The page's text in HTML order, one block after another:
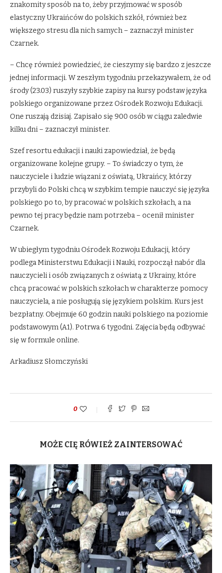
znakomity sposób na to, żeby przyjmować w sposób
elastyczny Ukraińców do polskich szkół, również bez
większego stresu dla nich samych – zaznaczył minister
Czarnek.
– Chcę również powiedzieć, że cieszymy się bardzo z jeszcze
jednej informacji. W zeszłym tygodniu przekazywałem, że od
środy (23.03) ruszyły szybkie zapisy na kursy podstaw języka
polskiego organizowane przez Ośrodek Rozwoju Edukacji.
One ruszają dzisiaj. Zapisało się 900 osób w ciągu zaledwie
kilku dni – zaznaczył minister.
Szef resortu edukacji i nauki zapowiedział, że będą
organizowane kolejne grupy. – To świadczy o tym, że
nauczyciele i ludzie wiązani z oświatą, Ukraińcy, którzy
przybyli do Polski chcą w szybkim tempie nauczyć się języka
polskiego po to, by pracować w polskich szkołach, a na
pewno tej pracy będzie nam potrzeba – ocenił minister
Czarnek.
W ubiegłym tygodniu Ośrodek Rozwoju Edukacji, który
podlega Ministerstwu Edukacji i Nauki, rozpoczął nabór dla
nauczycieli i osób związanych z oświatą z Ukrainy, które
chcą pracować w polskich szkołach w charakterze pomocy
nauczyciela, a nie posługują się językiem polskim. Kurs jest
bezpłatny. Obejmuje 60 godzin nauki polskiego na poziomie
podstawowym (A1). Potrwa 6 tygodni. Zajęcia będą odbywać
się w formule online.
Arkadiusz Słomczyński
0
MOŻE CIĘ RÓWIEŻ ZAINTERSOWAĆ